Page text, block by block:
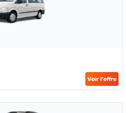
Voir l’offre